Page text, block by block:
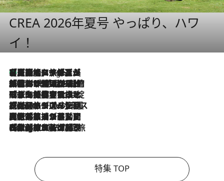
CREA 2026年夏号 やっぱり、ハワ
イ！
8 Hours Ago
【厳選旅コスメ】「多機能アイテムがメイン！」旅好き美容エディターが選んだ夏旅ベストコスメを発表【Mサイズジップ】
2026.8.6
「荷物が増えるほど旅ストレスは増す」美容ジャーナリストがたどり着いた最終結論。“化粧品を劇的に減らす”感動の凝縮美容とは
2026.8.6
「旅先には金髪ウィッグを持参」日本と同じメイクでは損してる!? 美容ジャーナリストが提案する“掟破りの旅美容”とは
2026.8.6
【厳選旅コスメ】「身軽さ＆UV対策重視！」ヘアアーティストshucoが選んだ夏旅ベストコスメを発表【Mサイズジップ】
2026.8.5
【厳選旅コスメ】国内をあちこち移動する河井菜摘が選んだ夏旅ベストコスメ発表！「リラックスアイテムはマスト」【Mサイズジップ】
2026.8.4
【厳選旅コスメ】「紫外線＆乾燥対策しながらメイク感も！」ヘア＆メイクGeorgeが選んだ夏旅ベストコスメを発表！【Mサイズジップ】
特集 TOP